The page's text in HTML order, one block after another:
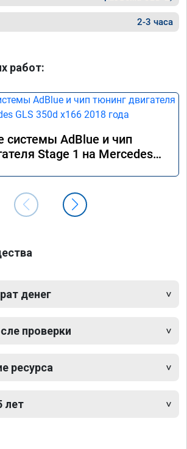
2-3 часа
работ:
системы AdBlue и чип
Stage 1 на Mercedes
денег
проверки
ресурса
лет